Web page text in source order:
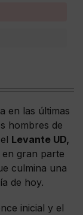
en las últimas
hombres de
Levante UD,
gran parte
culmina una
de hoy.
inicial y el